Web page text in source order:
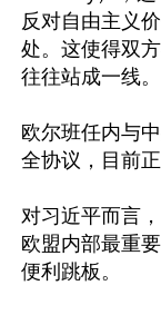
反对自由主义
处。这使得双
往往站成一线。
欧尔班任内与
全协议，目前
对习近平而言
欧盟内部最重
便利跳板。